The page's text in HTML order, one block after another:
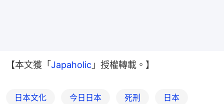
【本文獲「Japaholic 」授權轉載。】
日本文化 今日日本 死刑 日本